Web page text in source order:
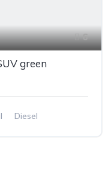
6
green
Diesel